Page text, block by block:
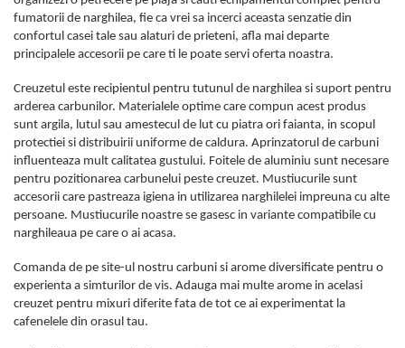
fumatorii de narghilea, fie ca vrei sa incerci aceasta senzatie din
confortul casei tale sau alaturi de prieteni, afla mai departe
principalele accesorii pe care ti le poate servi oferta noastra.
Creuzetul este recipientul pentru tutunul de narghilea si suport pentru
arderea carbunilor. Materialele optime care compun acest produs
sunt argila, lutul sau amestecul de lut cu piatra ori faianta, in scopul
protectiei si distribuirii uniforme de caldura. Aprinzatorul de carbuni
influenteaza mult calitatea gustului. Foitele de aluminiu sunt necesare
pentru pozitionarea carbunelui peste creuzet. Mustiucurile sunt
accesorii care pastreaza igiena in utilizarea narghilelei impreuna cu alte
persoane. Mustiucurile noastre se gasesc in variante compatibile cu
narghileaua pe care o ai acasa.
Comanda de pe site-ul nostru carbuni si arome diversificate pentru o
experienta a simturilor de vis. Adauga mai multe arome in acelasi
creuzet pentru mixuri diferite fata de tot ce ai experimentat la
cafenelele din orasul tau.